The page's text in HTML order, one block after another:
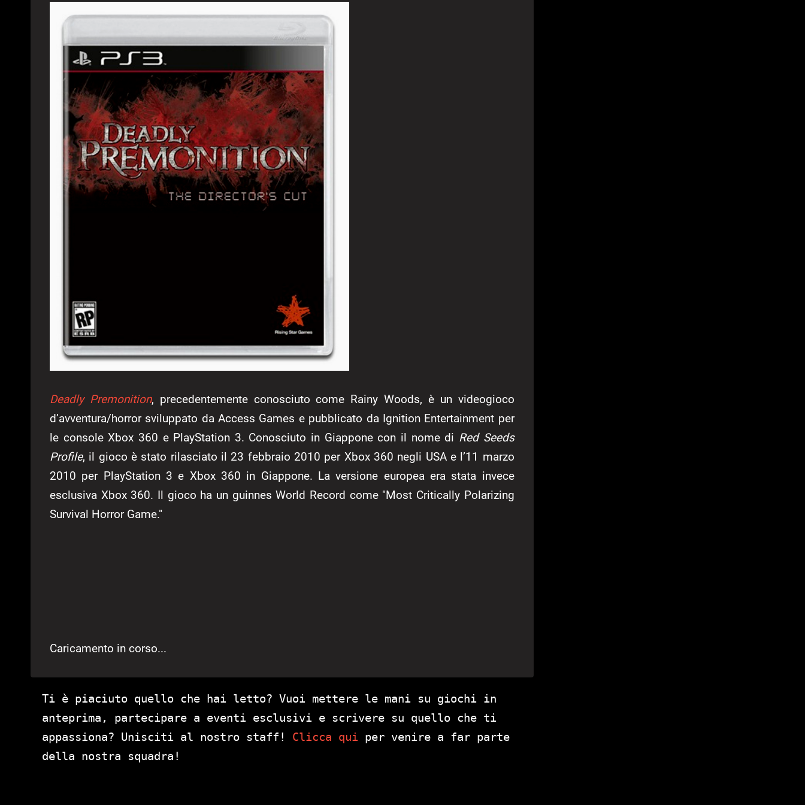
Deadly Premonition, precedentemente conosciuto come Rainy Woods, è un videogioco
d’avventura/horror sviluppato da Access Games e pubblicato da Ignition Entertainment per
le console Xbox 360 e PlayStation 3. Conosciuto in Giappone con il nome di Red Seeds
Profile, il gioco è stato rilasciato il 23 febbraio 2010 per Xbox 360 negli USA e l’11 marzo
2010 per PlayStation 3 e Xbox 360 in Giappone. La versione europea era stata invece
esclusiva Xbox 360. Il gioco ha un guinnes World Record come "Most Critically Polarizing
Survival Horror Game."
Caricamento in corso...
Ti è piaciuto quello che hai letto? Vuoi mettere le mani su giochi in
anteprima, partecipare a eventi esclusivi e scrivere su quello che ti
appassiona? Unisciti al nostro staff! Clicca qui per venire a far parte
della nostra squadra!